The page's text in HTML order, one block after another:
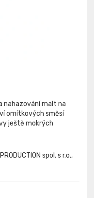
nahazování malt na
omítkových směsí
ještě mokrých
spol. s r.o.,